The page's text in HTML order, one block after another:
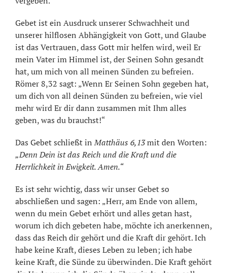
Gebet ist ein Ausdruck unserer Schwachheit und
unserer hilflosen Abhängigkeit von Gott, und Glaube
ist das Vertrauen, dass Gott mir helfen wird, weil Er
mein Vater im Himmel ist, der Seinen Sohn gesandt
hat, um mich von all meinen Sünden zu befreien.
Römer 8,32 sagt: „Wenn Er Seinen Sohn gegeben hat,
um dich von all deinen Sünden zu befreien, wie viel
mehr wird Er dir dann zusammen mit Ihm alles
geben, was du brauchst!“
Das Gebet schließt inMatthäus 6,13mit den Worten:
„Denn Dein ist das Reich und die Kraft und die
Herrlichkeit in Ewigkeit. Amen.“
Es ist sehr wichtig, dass wir unser Gebet so
abschließen und sagen: „Herr, am Ende von allem,
wenn du mein Gebet erhört und alles getan hast,
worum ich dich gebeten habe, möchte ich anerkennen,
dass das Reich dir gehört und die Kraft dir gehört. Ich
habe keine Kraft, dieses Leben zu leben; ich habe
keine Kraft, die Sünde zu überwinden. Die Kraft gehört